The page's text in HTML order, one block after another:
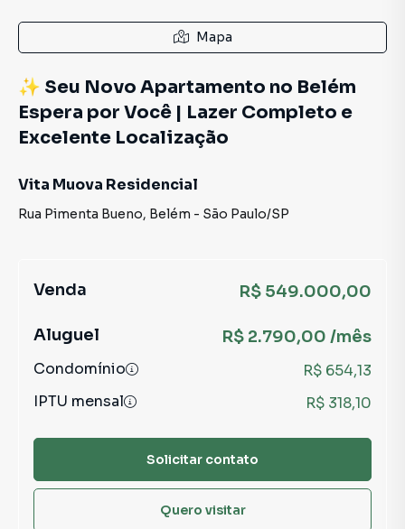
Mapa
✨ Seu Novo Apartamento no Belém
Espera por Você | Lazer Completo e
Excelente Localização
Vita Muova Residencial
Rua Pimenta Bueno, Belém - São Paulo/SP
Venda R$ 549.000,00
Aluguel R$ 2.790,00 /mês
Condomínio
R$ 654,13
IPTU mensal
R$ 318,10
Solicitar contato
Quero visitar